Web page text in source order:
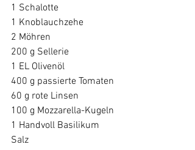
1 Schalotte
1 Knoblauchzehe
2 Möhren
200 g Sellerie
1 EL Olivenöl
400 g passierte Tomaten
60 g rote Linsen
100 g Mozzarella-Kugeln
1 Handvoll Basilikum
Salz